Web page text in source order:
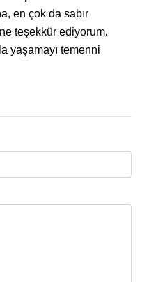
en çok da sabır
teşekkür ediyorum.
yaşamayı temenni